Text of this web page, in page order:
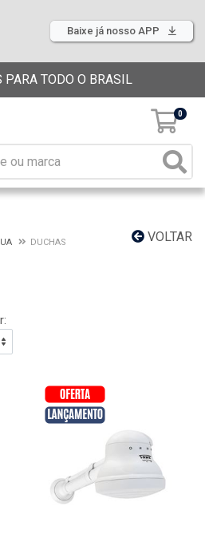
Baixe já nosso APP
PARA TODO O BRASIL
0
VOLTAR
DUCHAS